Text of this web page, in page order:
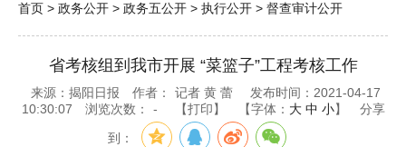
首页 > 政务公开 > 政务五公开 > 执行公开 > 督查审计公开
省考核组到我市开展 “菜篮子”工程考核工作
来源：揭阳日报 作者： 记者 黄 蕾
发布时间：2021-04-17
10:30:07
浏览次数： - 【打印】 【字体： 大 中 小】 分享
到：